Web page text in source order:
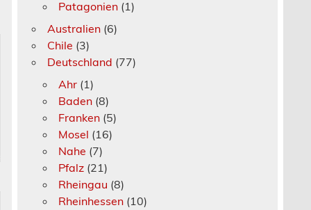
Patagonien (1)
Australien (6)
Chile (3)
Deutschland (77)
Ahr (1)
Baden (8)
Franken (5)
Mosel (16)
Nahe (7)
Pfalz (21)
Rheingau (8)
Rheinhessen (10)